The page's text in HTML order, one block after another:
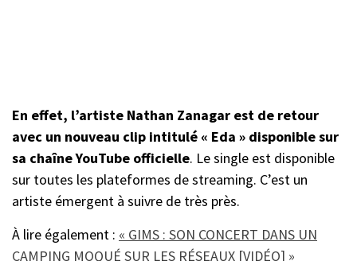
En effet, l’artiste Nathan Zanagar est de retour
avec un nouveau clip intitulé « Eda » disponible sur
sa chaîne YouTube officielle. Le single est disponible
sur toutes les plateformes de streaming. C’est un
artiste émergent à suivre de très près.
À lire également : « GIMS : SON CONCERT DANS UN
CAMPING MOQUÉ SUR LES RÉSEAUX [VIDÉO] »